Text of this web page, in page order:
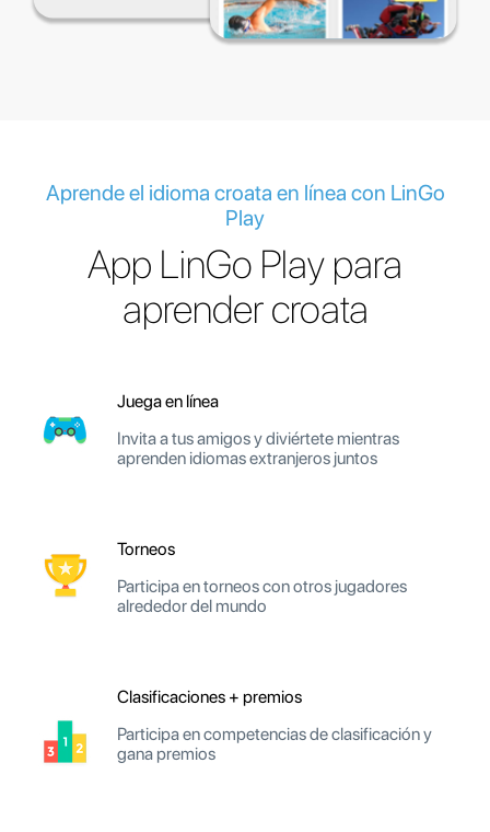
Aprende el idioma croata en línea con LinGo
Play
App LinGo Play para
aprender croata
Juega en línea
Invita a tus amigos y diviértete mientras
aprenden idiomas extranjeros juntos
Torneos
Participa en torneos con otros jugadores
alrededor del mundo
Clasificaciones + premios
Participa en competencias de clasificación y
gana premios